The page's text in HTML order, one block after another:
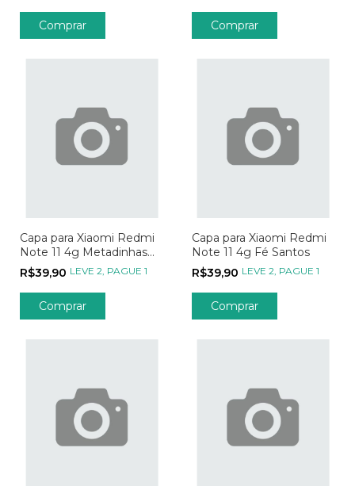
Comprar Comprar
Capa para Xiaomi Redmi
Note 11 4g Metadinhas
My Person - Parte 01
R$39,90 LEVE 2, PAGUE 1
Comprar
Capa para Xiaomi Redmi
Note 11 4g Fé Santos
R$39,90 LEVE 2, PAGUE 1
Comprar